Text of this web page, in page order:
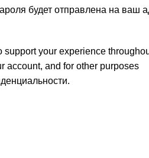
будет отправлена ​​на ваш
your experience
account, and for other purposes
.